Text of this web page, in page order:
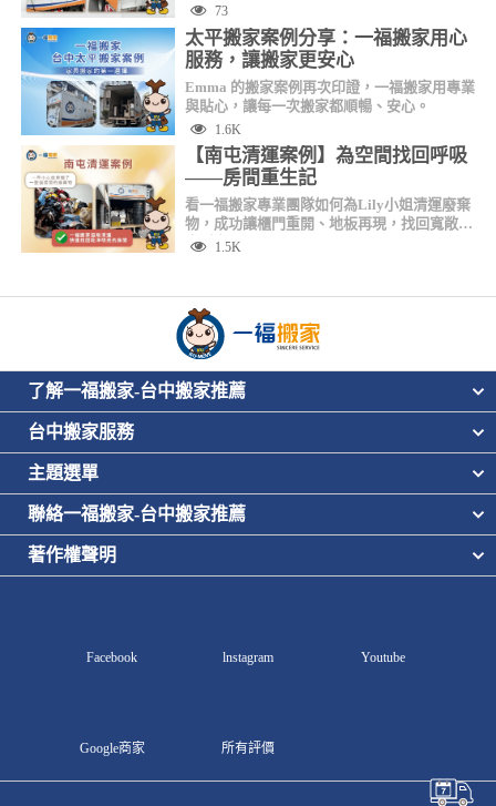
73
太平搬家案例分享：一福搬家用心
服務，讓搬家更安心
Emma 的搬家案例再次印證，一福搬家用專業
與貼心，讓每一次搬家都順暢、安心。
1.6K
【南屯清運案例】為空間找回呼吸
——房間重生記
看一福搬家專業團隊如何為Lily小姐清運廢棄
物，成功讓櫃門重開、地板再現，找回寬敞的
生活空間！
1.5K
了解一福搬家-台中搬家推薦
台中搬家服務
主題選單
聯絡一福搬家-台中搬家推薦
著作權聲明
Facebook lnstagram Youtube
Google商家 所有評價